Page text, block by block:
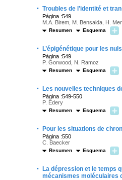
· Troubles de l’identité et
Página :549
M.A. Birem, M. Bensaida, H.
Resumen Esquema
· L’épigénétique pour les nuls
Página :549
P. Gorwood, N. Ramoz
Resumen Esquema
· Les nouvelles techniques
Página :549-550
P. Edery
Resumen Esquema
· Pour les situations de
Página :550
C. Baecker
Resumen Esquema
·
La dépression et le temps
mécanismes moléculaires